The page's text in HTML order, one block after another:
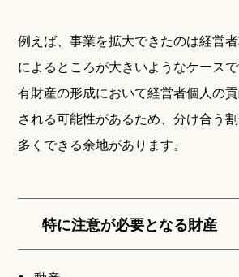
例えば、事業を拡大できたのは経営
によるところが大きいようなケース
有財産の形成において経営者個人の
される可能性があるため、分け合う
多くできる余地があります。
特に注意が必要となる財産